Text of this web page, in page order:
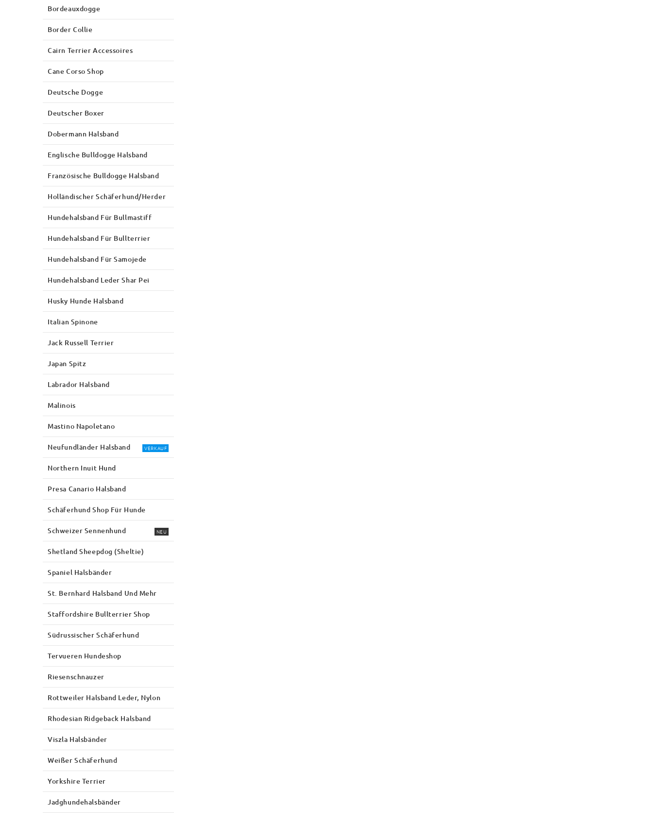
Bordeauxdogge
Border Collie
Cairn Terrier Accessoires
Cane Corso Shop
Deutsche Dogge
Deutscher Boxer
Dobermann Halsband
Englische Bulldogge Halsband
Französische Bulldogge Halsband
Holländischer Schäferhund/Herder
Hundehalsband Für Bullmastiff
Hundehalsband Für Bullterrier
Hundehalsband Für Samojede
Hundehalsband Leder Shar Pei
Husky Hunde Halsband
Italian Spinone
Jack Russell Terrier
Japan Spitz
Labrador Halsband
Malinois
Mastino Napoletano
Neufundländer Halsband VERKAUF
Northern Inuit Hund
Presa Canario Halsband
Schäferhund Shop Für Hunde
Schweizer Sennenhund NEU
Shetland Sheepdog (Sheltie)
Spaniel Halsbänder
St. Bernhard Halsband Und Mehr
Staffordshire Bullterrier Shop
Südrussischer Schäferhund
Tervueren Hundeshop
Riesenschnauzer
Rottweiler Halsband Leder, Nylon
Rhodesian Ridgeback Halsband
Viszla Halsbänder
Weißer Schäferhund
Yorkshire Terrier
Jadghundehalsbänder